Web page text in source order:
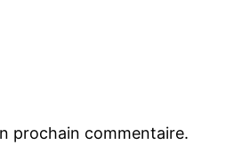
prochain commentaire.